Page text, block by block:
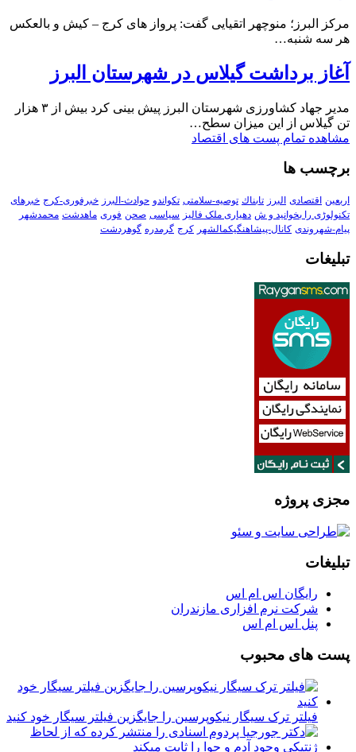
مرکز البرز؛ منوچهر اتقیایی گفت: پرواز های کرج – کیش و بالعکس
هر سه شنبه…
آغاز برداشت گیلاس در شهرستان البرز
مدیر جهاد کشاورزی شهرستان البرز پیش بینی کرد بیش از ۳ هزار
تن گیلاس از این میزان سطح…
مشاهده تمام پست های اقتصاد
برچسب ها
اربعین اقتصادی البرز تابناك توصیه-سلامتی تکواندو حوادث-البرز خبرفوری-کرج خبرهای
تکنولوڑی را بخوانید و ش دهیاری ملک فالیز سیاسی صحن فوری ماهدشت محمدشهر
پیام-شهروندی کانال-پیشاهنگیکمالشهر کرج گرمدره گوهردشت
تبلیغات
مجزی پروژه
تبلیغات
رایگان اس ام اس
شرکت نرم افزاری مازندران
پنل اس ام اس
پست های محبوب
فیلتر ترک سیگار نیکوپرسین را جایگزین فیلتر سیگار خود کنید